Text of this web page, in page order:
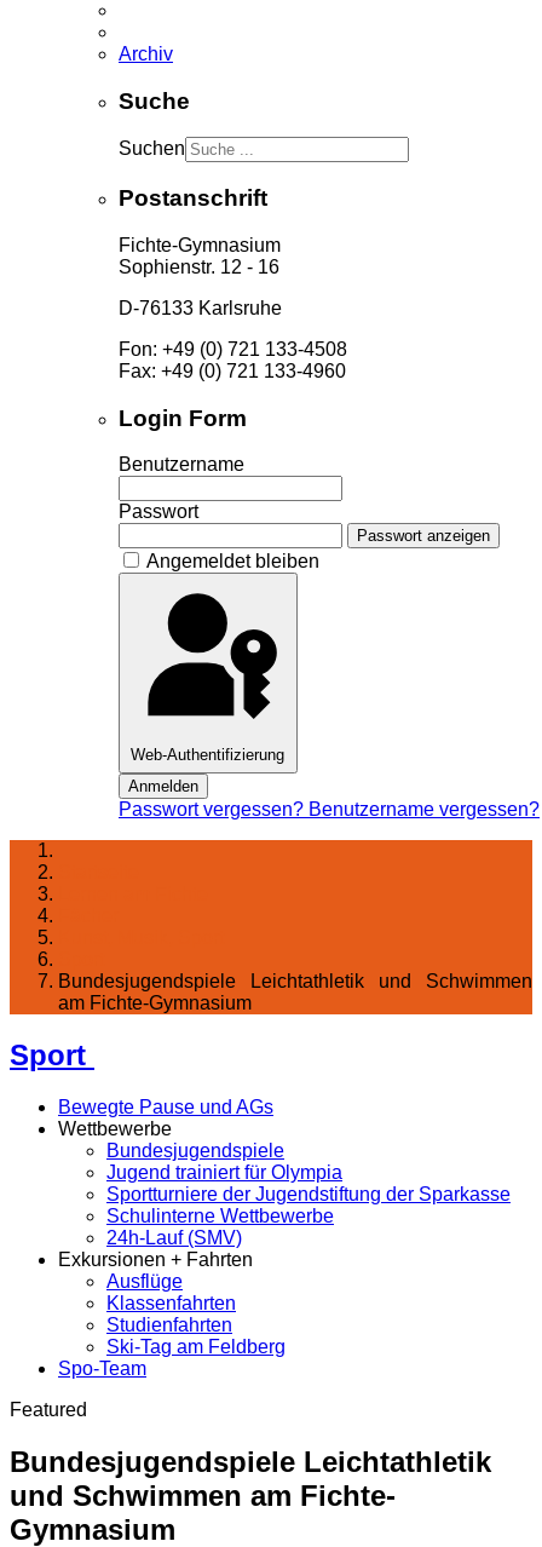
Archiv
Suche
Suchen
Postanschrift
Fichte-Gymnasium
Sophienstr. 12 - 16
D-76133 Karlsruhe
Fon: +49 (0) 721 133-4508
Fax: +49 (0) 721 133-4960
Login Form
Benutzername
Passwort
Passwort anzeigen
Angemeldet bleiben
Web-Authentifizierung
Anmelden
Passwort vergessen? Benutzername vergessen?
Bundesjugendspiele Leichtathletik und Schwimmen
am Fichte-Gymnasium
Sport
Bewegte Pause und AGs
Wettbewerbe
Bundesjugendspiele
Jugend trainiert für Olympia
Sportturniere der Jugendstiftung der Sparkasse
Schulinterne Wettbewerbe
24h-Lauf (SMV)
Exkursionen + Fahrten
Ausflüge
Klassenfahrten
Studienfahrten
Ski-Tag am Feldberg
Spo-Team
Featured
Bundesjugendspiele Leichtathletik
und Schwimmen am Fichte-
Gymnasium